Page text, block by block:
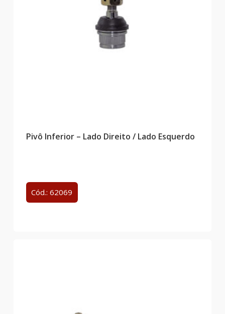
Pivô Inferior – Lado Direito / Lado Esquerdo
Cód.: 62069